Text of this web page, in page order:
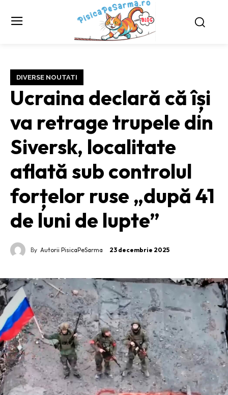
DIVERSE NOUTATI
Ucraina declară că își
va retrage trupele din
Siversk, localitate
aflată sub controlul
forțelor ruse „după 41
de luni de lupte”
By Autorii PisicaPeSarma 23 decembrie 2025